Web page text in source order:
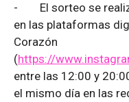
- El sorteo se
en las plataformas
Corazón
(https://
entre las 12:00 y
el mismo día en las